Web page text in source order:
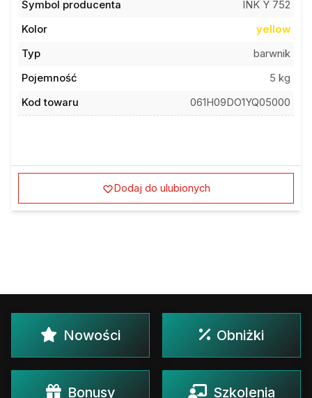
Symbol producenta
INK Y 752
Kolor
yellow
Typ
barwnik
Pojemność
5 kg
Kod towaru
061H09DO1YQ05000
Dodaj do ulubionych
Nowości Obniżki
Bonusy Szkolenia